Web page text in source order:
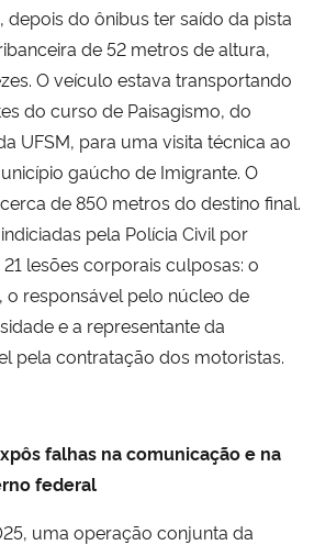
depois do ônibus ter saído da pista
de 52 metros de altura,
O veículo estava transportando
do curso de Paisagismo, do
UFSM, para uma visita técnica ao
gaúcho de Imigrante. O
de 850 metros do destino final.
pela Polícia Civil por
lesões corporais culposas: o
o responsável pelo núcleo de
e a representante da
pela contratação dos motoristas.
falhas na comunicação e na
federal
uma operação conjunta da